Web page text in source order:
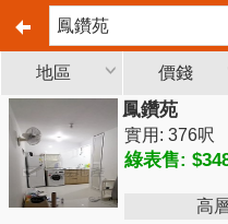
地區 價錢
鳳鑽苑
實用: 376呎
綠表售:
高